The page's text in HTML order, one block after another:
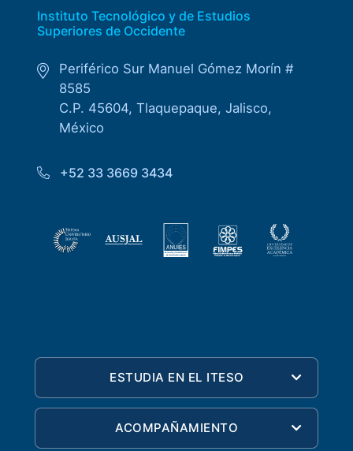
Instituto Tecnológico y de Estudios
Superiores de Occidente
Periférico Sur Manuel Gómez Morín #
8585
C.P. 45604, Tlaquepaque, Jalisco,
México
+52 33 3669 3434
ESTUDIA EN EL ITESO
ACOMPAÑAMIENTO